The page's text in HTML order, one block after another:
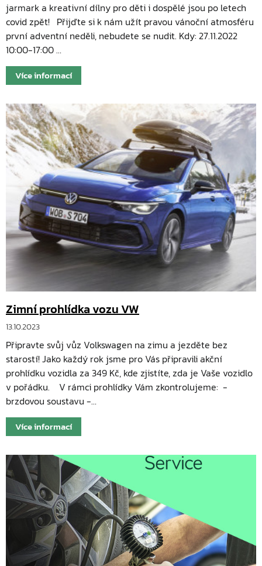
jarmark a kreativní dílny pro děti i dospělé jsou po letech
covid zpět! Přijďte si k nám užít pravou vánoční atmosféru
první adventní neděli, nebudete se nudit. Kdy: 27.11.2022
10:00-17:00 …
Více informací
Zimní prohlídka vozu VW
13.10.2023
Připravte svůj vůz Volkswagen na zimu a jezděte bez
starostí! Jako každý rok jsme pro Vás připravili akční
prohlídku vozidla za 349 Kč, kde zjistíte, zda je Vaše vozidlo
v pořádku. V rámci prohlídky Vám zkontrolujeme: -
brzdovou soustavu -…
Více informací